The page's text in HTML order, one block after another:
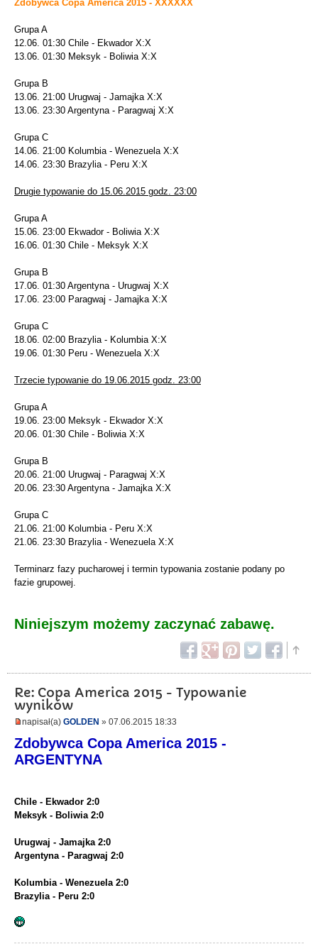
Zdobywca Copa America 2015 - XXXXXX
Grupa A
12.06. 01:30 Chile - Ekwador X:X
13.06. 01:30 Meksyk - Boliwia X:X
Grupa B
13.06. 21:00 Urugwaj - Jamajka X:X
13.06. 23:30 Argentyna - Paragwaj X:X
Grupa C
14.06. 21:00 Kolumbia - Wenezuela X:X
14.06. 23:30 Brazylia - Peru X:X
Drugie typowanie do 15.06.2015 godz. 23:00
Grupa A
15.06. 23:00 Ekwador - Boliwia X:X
16.06. 01:30 Chile - Meksyk X:X
Grupa B
17.06. 01:30 Argentyna - Urugwaj X:X
17.06. 23:00 Paragwaj - Jamajka X:X
Grupa C
18.06. 02:00 Brazylia - Kolumbia X:X
19.06. 01:30 Peru - Wenezuela X:X
Trzecie typowanie do 19.06.2015 godz. 23:00
Grupa A
19.06. 23:00 Meksyk - Ekwador X:X
20.06. 01:30 Chile - Boliwia X:X
Grupa B
20.06. 21:00 Urugwaj - Paragwaj X:X
20.06. 23:30 Argentyna - Jamajka X:X
Grupa C
21.06. 21:00 Kolumbia - Peru X:X
21.06. 23:30 Brazylia - Wenezuela X:X
Terminarz fazy pucharowej i termin typowania zostanie podany po
fazie grupowej.
Niniejszym możemy zaczynać zabawę.
Re: Copa America 2015 - Typowanie
wyników
napisał(a) GOLDEN » 07.06.2015 18:33
Zdobywca Copa America 2015 -
ARGENTYNA
Chile - Ekwador 2:0
Meksyk - Boliwia 2:0
Urugwaj - Jamajka 2:0
Argentyna - Paragwaj 2:0
Kolumbia - Wenezuela 2:0
Brazylia - Peru 2:0